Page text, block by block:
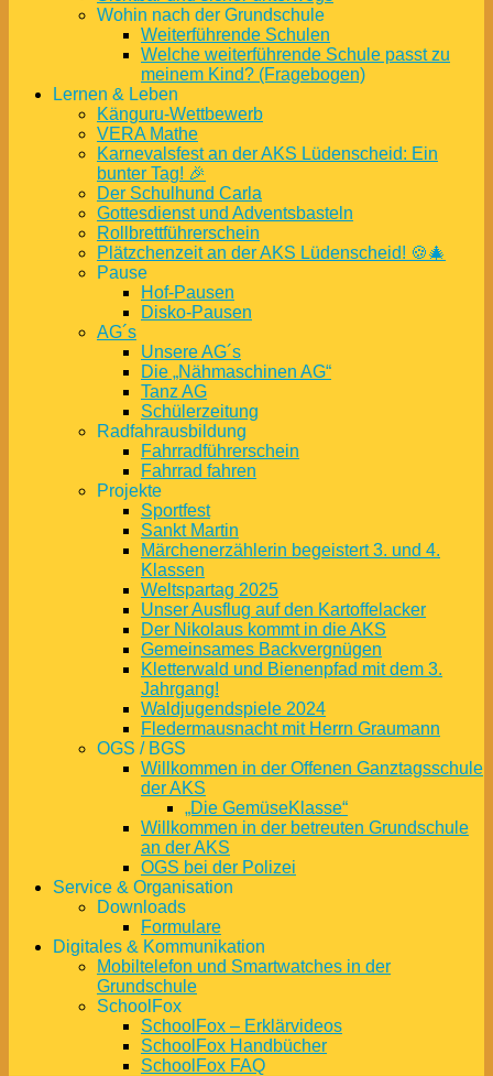
Wohin nach der Grundschule
Weiterführende Schulen
Welche weiterführende Schule passt zu
meinem Kind? (Fragebogen)
Lernen & Leben
Känguru-Wettbewerb
VERA Mathe
Karnevalsfest an der AKS Lüdenscheid: Ein
bunter Tag! 🎉
Der Schulhund Carla
Gottesdienst und Adventsbasteln
Rollbrettführerschein
Plätzchenzeit an der AKS Lüdenscheid! 🍪🎄
Pause
Hof-Pausen
Disko-Pausen
AG´s
Unsere AG´s
Die „Nähmaschinen AG“
Tanz AG
Schülerzeitung
Radfahrausbildung
Fahrradführerschein
Fahrrad fahren
Projekte
Sportfest
Sankt Martin
Märchenerzählerin begeistert 3. und 4.
Klassen
Weltspartag 2025
Unser Ausflug auf den Kartoffelacker
Der Nikolaus kommt in die AKS
Gemeinsames Backvergnügen
Kletterwald und Bienenpfad mit dem 3.
Jahrgang!
Waldjugendspiele 2024
Fledermausnacht mit Herrn Graumann
OGS / BGS
Willkommen in der Offenen Ganztagsschule
der AKS
„Die GemüseKlasse“
Willkommen in der betreuten Grundschule
an der AKS
OGS bei der Polizei
Service & Organisation
Downloads
Formulare
Digitales & Kommunikation
Mobiltelefon und Smartwatches in der
Grundschule
SchoolFox
SchoolFox – Erklärvideos
SchoolFox Handbücher
SchoolFox FAQ